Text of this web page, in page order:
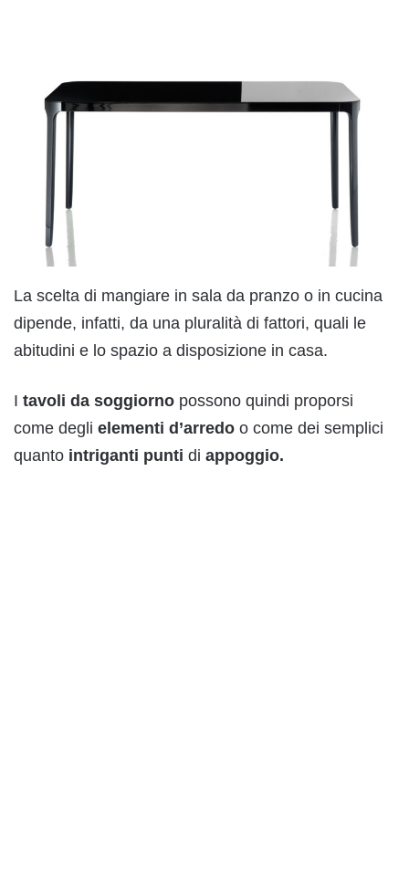
La scelta di mangiare in sala da pranzo o in cucina
dipende, infatti, da una pluralità di fattori, quali le
abitudini e lo spazio a disposizione in casa.
I tavoli da soggiorno possono quindi proporsi
come degli elementi d’arredo o come dei semplici
quanto intriganti punti di appoggio.